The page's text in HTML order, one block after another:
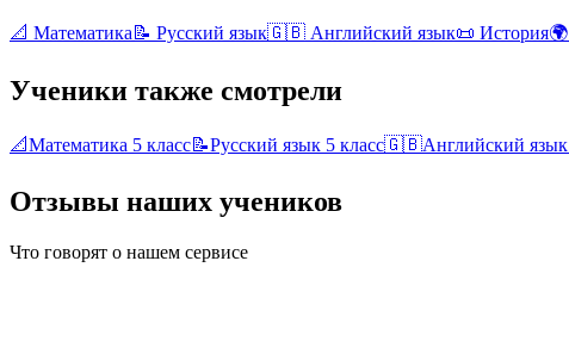
📐 Математика 📝 Русский язык🇬🇧 Английский язык📜 История🌍
Ученики также смотрели
📐Математика 5 класс📝Русский язык 5 класс🇬🇧Английский язык
Отзывы наших учеников
Что говорят о нашем сервисе